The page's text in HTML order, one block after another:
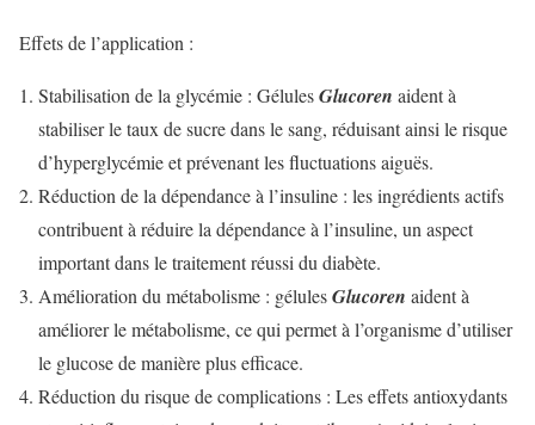
Effets de l’application :
Stabilisation de la glycémie : GélulesGlucoren aident à
stabiliser le taux de sucre dans le sang, réduisant ainsi le risque
d’hyperglycémie et prévenant les fluctuations aiguës.
Réduction de la dépendance à l’insuline : les ingrédients actifs
contribuent à réduire la dépendance à l’insuline, un aspect
important dans le traitement réussi du diabète.
Amélioration du métabolisme : gélulesGlucoren aident à
améliorer le métabolisme, ce qui permet à l’organisme d’utiliser
le glucose de manière plus efficace.
Réduction du risque de complications : Les effets antioxydants